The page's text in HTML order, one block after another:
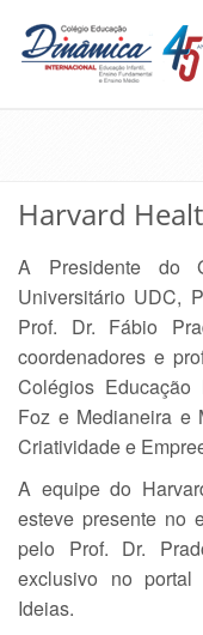
Harvard
A Presidente do
Universitário UDC,
Prof. Dr. Fábio
coordenadores e
Colégios Educação
Foz e Medianeira e
Criatividade e
A equipe do
esteve presente no
pelo Prof. Dr.
exclusivo no
Ideias.